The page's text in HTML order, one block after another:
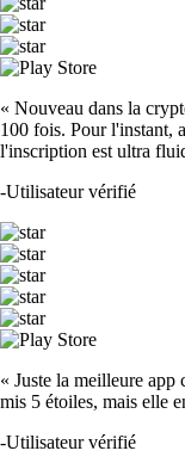
« Nouveau dans la
100 fois. Pour l'instant,
l'inscription est ultra
-Utilisateur vérifié
« Juste la meilleure
mis 5 étoiles, mais elle
-Utilisateur vérifié